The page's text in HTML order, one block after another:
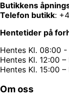
Butikkens
Telefon butikk:
Hentetider på
Hentes Kl. 08:00
Hentes Kl. 12:00
Hentes Kl. 15:00
Om oss